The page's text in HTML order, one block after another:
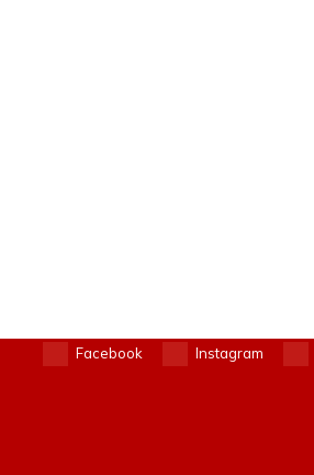
Facebook Instagram